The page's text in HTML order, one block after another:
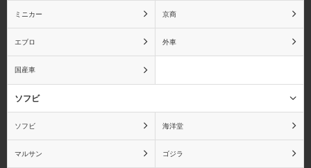
ミニカー 京商
エブロ 外車
国産車
ソフビ
ソフビ 海洋堂
マルサン ゴジラ